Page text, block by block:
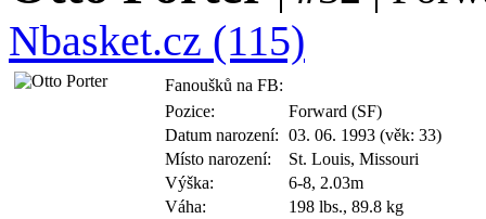
Nbasket.cz (115)
Fanoušků na FB:
Pozice:
Forward (SF)
Datum narození: 03. 06. 1993 (věk: 33)
Místo narození:
St. Louis, Missouri
Výška:
6-8, 2.03m
Váha:
198 lbs., 89.8 kg